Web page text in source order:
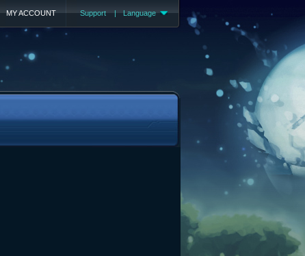
Support | Language
MY ACCOUNT